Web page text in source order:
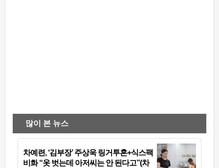
많이 본 뉴스
차예련, ‘김부장’ 주상욱 링거투혼+식스팩
비화 “옷 벗는데 아저씨는 안 된다고”(차